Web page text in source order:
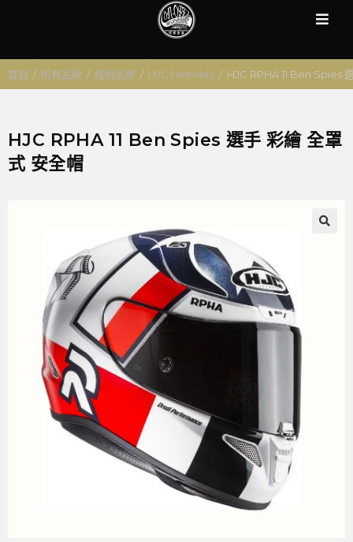
首頁 / 所有品牌 / 經銷品牌 / HJC Helmets / HJC RPHA 11 Ben Spies
HJC RPHA 11 Ben Spies 選手 彩繪 全罩
式 安全帽